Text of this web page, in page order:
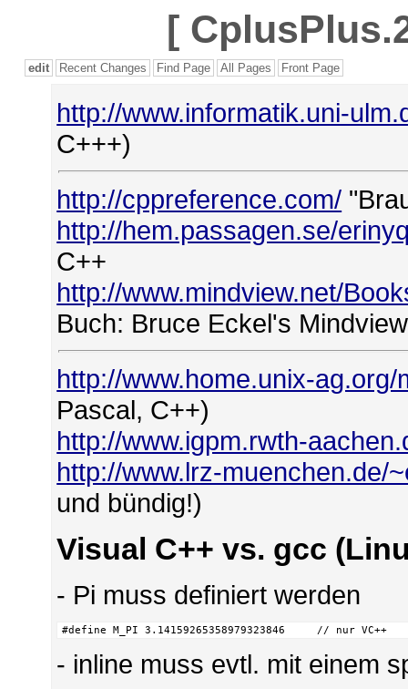
[
edit Recent Changes Find Page All Pages Front Page
http://www.informatik.uni-
C+++)
http://cppreference.com/
http://hem.passagen.se/
C++
http://www.mindview.net/
Buch: Bruce Eckel's Mindview
http://www.home.unix-
Pascal, C++)
http://www.igpm.rwth-
http://www.lrz-muenchen.de/
und bündig!)
Visual C++ vs. gcc
- Pi muss definiert werden
#define M_PI 3.14159265358979323846	// nur VC++
- inline muss evtl. mit einem